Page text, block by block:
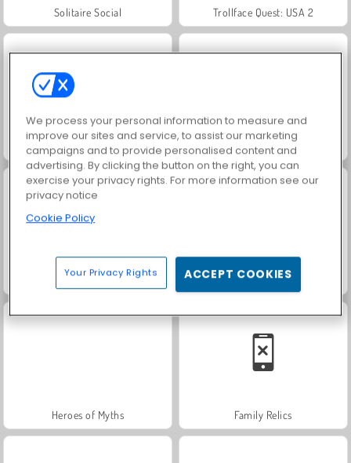
Solitaire Social Trollface Quest: USA 2
Fashion Princess - Dress Up for Girls Masha and the Bear: Meadows
Rummy World Farm Merge Valley
Heroes of Myths Family Relics
We process your personal information to measure and
improve our sites and service, to assist our marketing
campaigns and to provide personalised content and
advertising. By clicking the button on the right, you can
exercise your privacy rights. For more information see our
privacy notice
Cookie Policy
Your Privacy Rights ACCEPT COOKIES